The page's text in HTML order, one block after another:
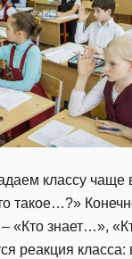
классу чаще
такое…?»
«Кто знает…»,
реакция класса: